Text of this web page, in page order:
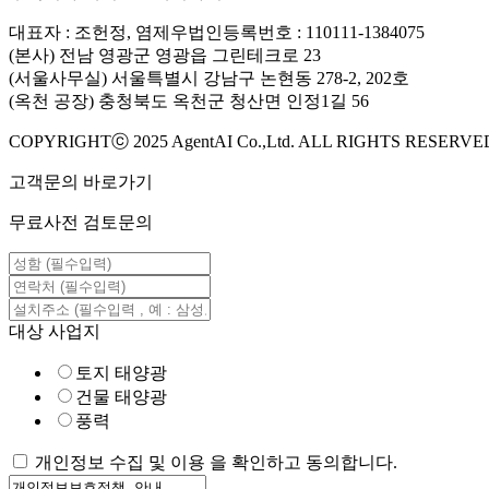
대표자 : 조헌정, 염제우법인등록번호 : 110111-1384075
(본사) 전남 영광군 영광읍 그린테크로 23
(서울사무실) 서울특별시 강남구 논현동 278-2, 202호
(옥천 공장) 충청북도 옥천군 청산면 인정1길 56
COPYRIGHTⓒ 2025 AgentAI Co.,Ltd. ALL RIGHTS
고객문의 바로가기
무료사전 검토문의
대상 사업지
토지 태양광
건물 태양광
풍력
개인정보 수집 및 이용 을 확인하고 동의합니다.